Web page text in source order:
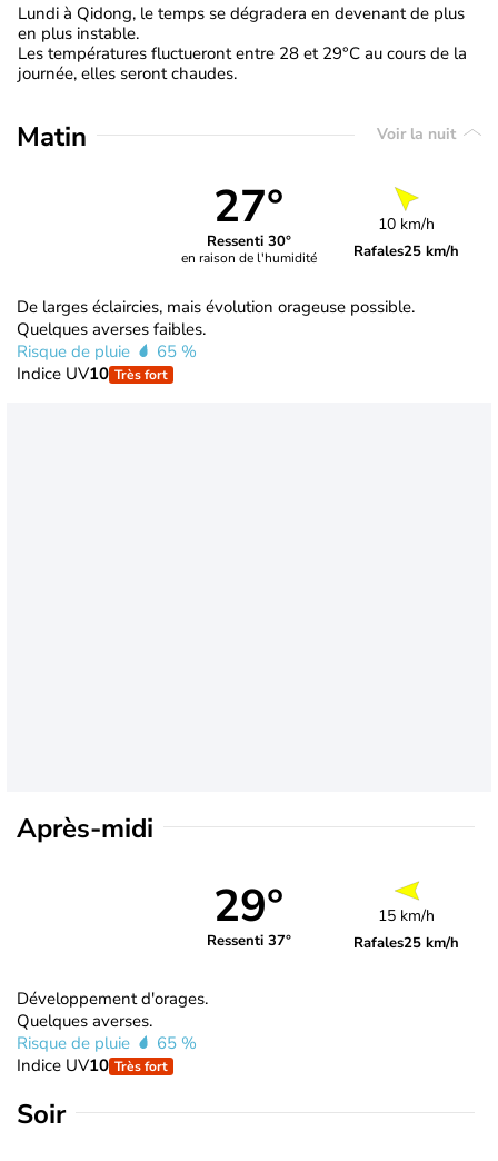
Lundi à Qidong, le temps se dégradera en devenant de plus
en plus instable.
Les températures fluctueront entre 28 et 29°C au cours de la
journée, elles seront chaudes.
Matin Voir la nuit
27°
Ressenti 30°
en raison de l'humidité
10 km/h
Rafales25 km/h
De larges éclaircies, mais évolution orageuse possible.
Quelques averses faibles.
Risque de pluie
65 %
Indice UV10 Très fort
Après-midi
29°
Ressenti 37°
15 km/h
Rafales25 km/h
Développement d'orages.
Quelques averses.
Risque de pluie
65 %
Indice UV10 Très fort
Soir